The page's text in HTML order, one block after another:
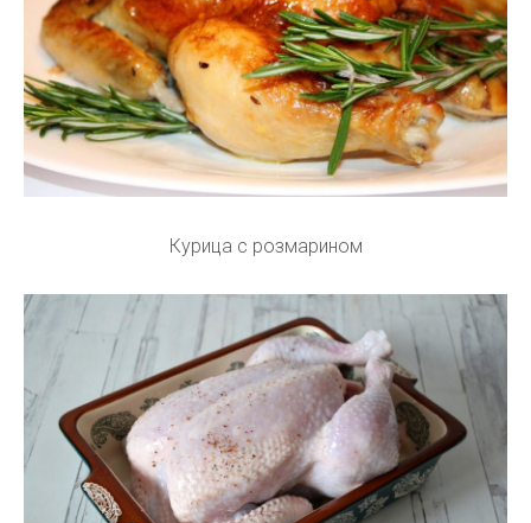
Курица с розмарином